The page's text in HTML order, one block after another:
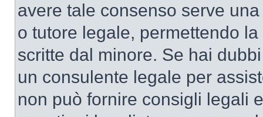
avere tale consenso serve
o tutore legale, permettendo
scritte dal minore. Se hai
un consulente legale per
non può fornire consigli legali